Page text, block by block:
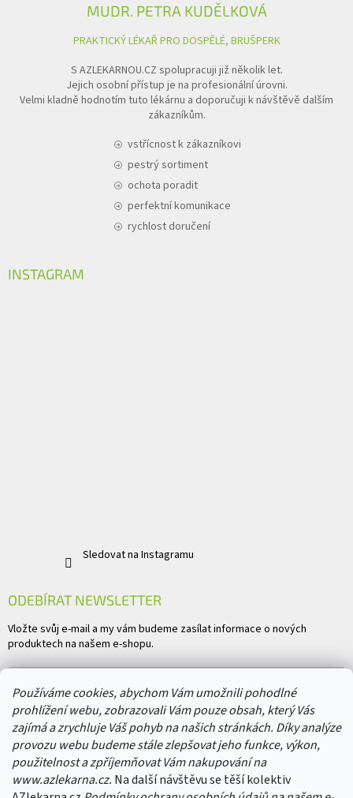
Používáme cookies, abychom Vám umožnili pohodlné
prohlížení webu, zobrazovali Vám pouze obsah, který Vás
zajímá a zrychluje Váš pohyb na našich stránkách. Díky analýze
provozu webu budeme stále zlepšovat jeho funkce, výkon,
použitelnost a zpříjemňovat Vám nakupování na
www.azlekarna.cz. Na další návštěvu se těší kolektiv
MUDR. PETRA KUDĚLKOVÁ
PRAKTICKÝ LÉKAŘ PRO DOSPĚLÉ, BRUŠPERK
S AZLEKARNOU.CZ spolupracuji již několik let.
Jejich osobní přístup je na profesionální úrovni.
Velmi kladně hodnotím tuto lékárnu a doporučuji k návštěvě dalším
zákazníkům.
vstřícnost k zákazníkovi
pestrý sortiment
ochota poradit
perfektní komunikace
rychlost doručení
INSTAGRAM
Sledovat na Instagramu
ODEBÍRAT NEWSLETTER
Vložte svůj e-mail a my vám budeme zasílat informace o nových
produktech na našem e-shopu.
Vložením e-mailu souhlasíte spodmínkami ochrany osobních údajů
PŘIHLÁSIT SE